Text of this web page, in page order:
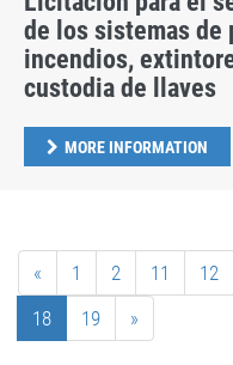
de los sistemas de
incendios,
custodia de llaves
MORE INFORMATION
« 1 2 11 12
18
19 »